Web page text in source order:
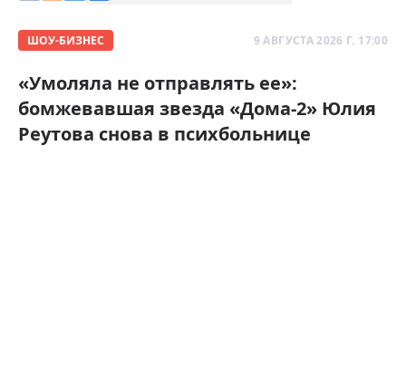
ШОУ-БИЗНЕС 9 АВГУСТА 2026 Г. 17:00
«Умоляла не отправлять ее»:
бомжевавшая звезда «Дома-2» Юлия
Реутова снова в психбольнице